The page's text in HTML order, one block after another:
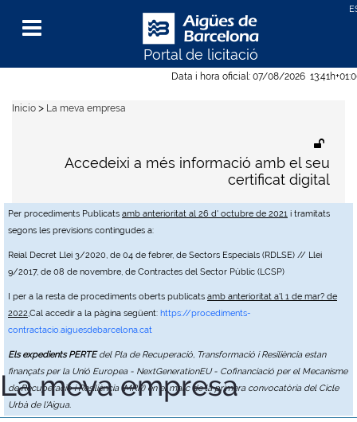
Data i hora oficial: 07/08/2026 13:41h
Per procediments Publicats amb anterioritat al 26 d' octubre de 2021 i tramitats
segons les previsions contingudes a:
Reial Decret Llei 3/2020, de 04 de febrer, de Sectors Especials (RDLSE) // Llei
9/2017, de 08 de novembre, de Contractes del Sector Públic (LCSP)
I per a la resta de procediments oberts publicats amb anterioritat a'l 1 de mar? de
2022,Cal accedir a la pàgina següent: https://procediments-
contractacio.aiguesdebarcelona.cat
Els expedients PERTEdel Pla de Recuperació, Transformació i Resiliència estan
finançats per la Unió Europea - NextGenerationEU - Cofinanciació per el Mecanisme
de Recuperació i Resiliència (MRR) en el marc de la primera convocatòria del Cicle
Urbà de l'Aigua.
Portal de licitació
Menu
Accedeixi a més informació amb el seu
certificat digital
Inicio > La meva empresa
La meva empresa